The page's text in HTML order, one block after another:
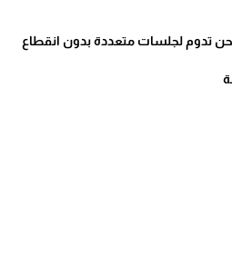
تدوم لجلسات متعددة بدون انقطاع